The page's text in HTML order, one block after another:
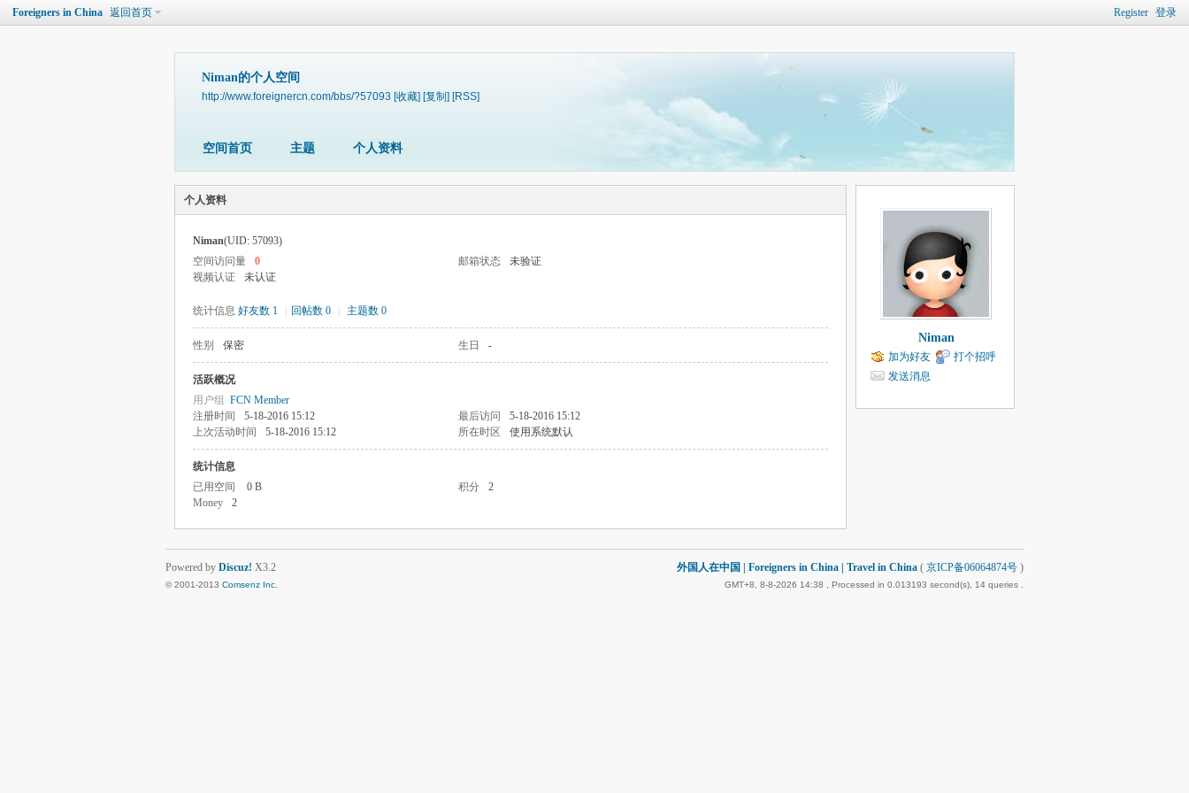
Register 登录
Foreigners in China 返回首页
Niman的个人空间
http://www.foreignercn.com/bbs/?57093 [收藏] [复制] [RSS]
空间首页 主题 个人资料
个人资料
Niman(UID: 57093)
空间访问量
0 邮箱状态
未验证
视频认证
未认证
统计信息 好友数 1 回帖数 0 主题数 0
性别 保密 生日 -
活跃概况
用户组 FCN Member
注册时间
5-18-2016 15:12 最后访问
5-18-2016 15:12
上次活动时间
5-18-2016 15:12 所在时区 使用系统默认
统计信息
已用空间
0 B 积分
2
Money
2
Niman
加为好友
打个招呼
发送消息
外国人在中国 | Foreigners in China | Travel in China ( 京ICP备06064874号 )
GMT+8, 8-8-2026 14:38 , Processed in 0.013193 second(s), 14 queries .
Powered by Discuz! X3.2
© 2001-2013 Comsenz Inc.